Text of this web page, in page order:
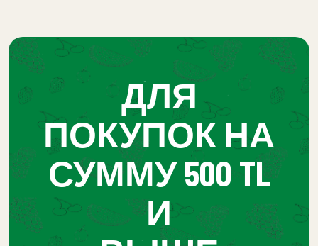
ДЛЯ
ПОКУПОК НА
СУММУ 500 TL
И